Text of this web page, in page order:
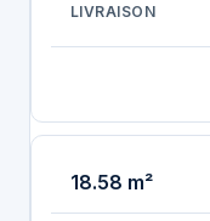
18.58 m²